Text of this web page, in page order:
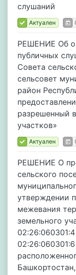
слушаний
Актуален
РЕШЕНИЕ Об
публичных
Совета
сельсовет
район
разрешенный
участков»
Актуален
РЕШЕНИЕ О
сельского
утверждении
межевания
земельного